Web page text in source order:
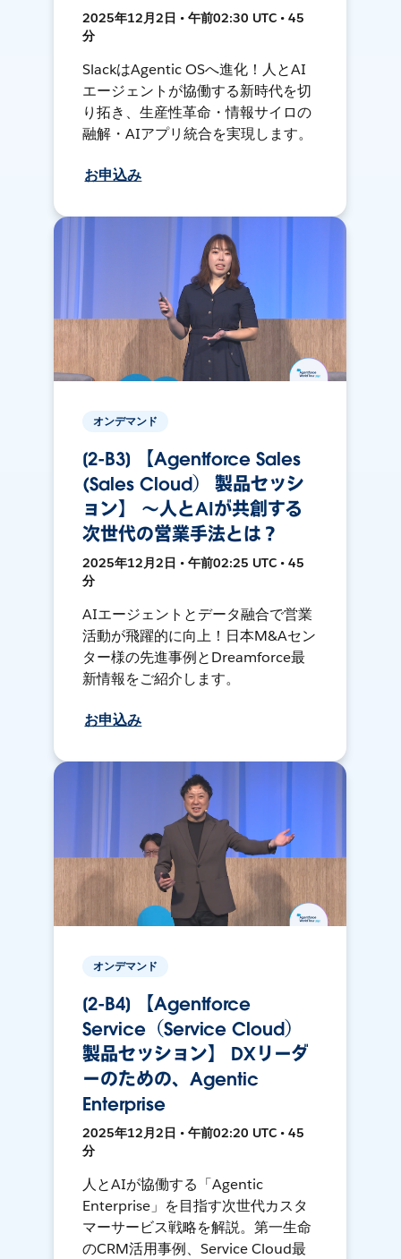
2025年12月2日 • 午前02:30 UTC • 45
分
SlackはAgentic OSへ進化！人とAI
エージェントが協働する新時代を切
り拓き、生産性革命・情報サイロの
融解・AIアプリ統合を実現します。
お申込み
オンデマンド
[2-B3] 【Agentforce Sales
(Sales Cloud） 製品セッシ
ョン】 〜人とAIが共創する
次世代の営業手法とは？
2025年12月2日 • 午前02:25 UTC • 45
分
AIエージェントとデータ融合で営業
活動が飛躍的に向上！日本M&Aセン
ター様の先進事例とDreamforce最
新情報をご紹介します。
お申込み
オンデマンド
[2-B4] 【Agentforce
Service（Service Cloud）
製品セッション】 DXリーダ
ーのための、Agentic
Enterprise
2025年12月2日 • 午前02:20 UTC • 45
分
人とAIが協働する「Agentic
Enterprise」を目指す次世代カスタ
マーサービス戦略を解説。第一生命
のCRM活用事例、Service Cloud最